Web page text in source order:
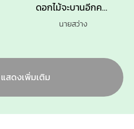
ดอกไม้จะบานอีกครั้ง
นายสว่าง
แสดงเพิ่มเติม